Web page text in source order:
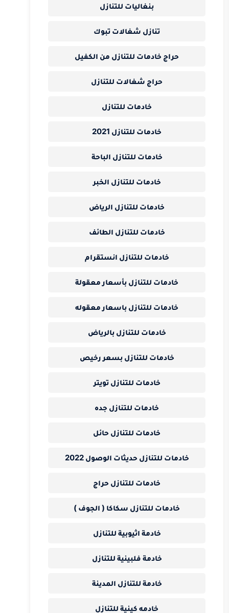
بنغاليات للتنازل
تنازل شغالات تبوك
حراج خادمات للتنازل من الكفيل
حراج شغالات للتنازل
خادمات للتنازل
خادمات للتنازل 2021
خادمات للتنازل الباحة
خادمات للتنازل الخبر
خادمات للتنازل الرياض
خادمات للتنازل الطائف
خادمات للتنازل انستقرام
خادمات للتنازل بأسعار معقولة
خادمات للتنازل باسعار معقوله
خادمات للتنازل بالرياض
خادمات للتنازل بسعر رخيص
خادمات للتنازل تويتر
خادمات للتنازل جده
خادمات للتنازل حائل
خادمات للتنازل حديثات الوصول 2022
خادمات للتنازل حراج
خادمات للتنازل سكاكا ( الجوف )
خادمة اثيوبية للتنازل
خادمة فلبينية للتنازل
خادمة للتنازل المدينة
خادمه كينية للتنازل